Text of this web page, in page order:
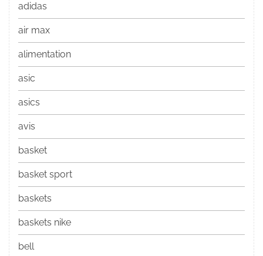
adidas
air max
alimentation
asic
asics
avis
basket
basket sport
baskets
baskets nike
bell